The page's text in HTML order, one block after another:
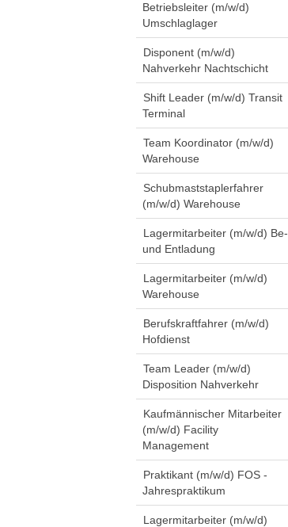
Betriebsleiter (m/w/d)
Umschlaglager
Disponent (m/w/d)
Nahverkehr Nachtschicht
Shift Leader (m/w/d) Transit
Terminal
Team Koordinator (m/w/d)
Warehouse
Schubmaststaplerfahrer
(m/w/d) Warehouse
Lagermitarbeiter (m/w/d) Be-
und Entladung
Lagermitarbeiter (m/w/d)
Warehouse
Berufskraftfahrer (m/w/d)
Hofdienst
Team Leader (m/w/d)
Disposition Nahverkehr
Kaufmännischer Mitarbeiter
(m/w/d) Facility
Management
Praktikant (m/w/d) FOS -
Jahrespraktikum
Lagermitarbeiter (m/w/d)